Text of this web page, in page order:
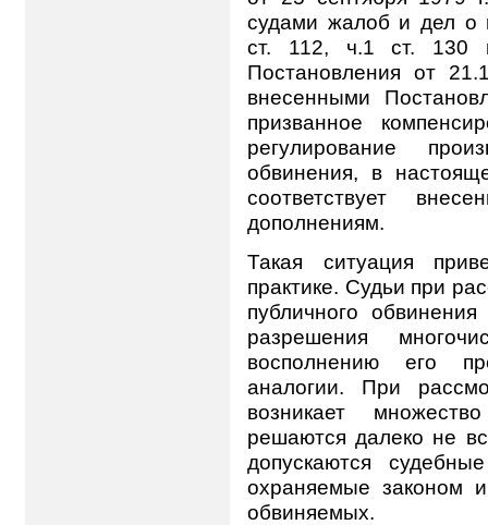
судами жалоб и дел о
ст. 112, ч.1 ст.
Постановления от
внесенными
призванное
регулирование
обвинения, в
соответствует
дополнениям.
Такая ситуация
практике. Судьи при
публичного
разрешения
восполнению его
аналогии. При
возникает
решаются далеко не
допускаются
охраняемые законом
обвиняемых.